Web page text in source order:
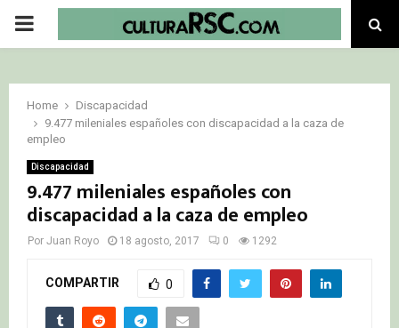
PRIMARY
Home
Discapacidad
9.477 mileniales españoles con discapacidad a la caza de
empleo
Discapacidad
9.477 mileniales españoles con
discapacidad a la caza de empleo
Por Juan Royo 18 agosto, 2017 0 1292
COMPARTIR 0